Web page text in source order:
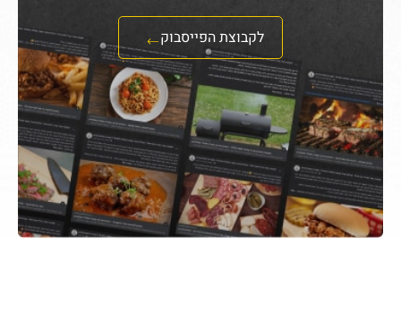
לקבוצת הפייסבוק